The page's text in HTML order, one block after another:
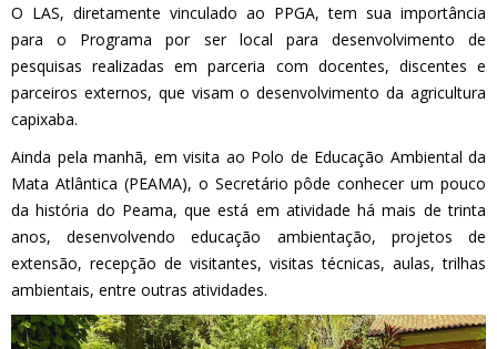
O LAS, diretamente vinculado ao PPGA, tem sua importância
para o Programa por ser local para desenvolvimento de
pesquisas realizadas em parceria com docentes, discentes e
parceiros externos, que visam o desenvolvimento da agricultura
capixaba.
Ainda pela manhã, em visita ao Polo de Educação Ambiental da
Mata Atlântica (PEAMA), o Secretário pôde conhecer um pouco
da história do Peama, que está em atividade há mais de trinta
anos, desenvolvendo educação ambientação, projetos de
extensão, recepção de visitantes, visitas técnicas, aulas, trilhas
ambientais, entre outras atividades.